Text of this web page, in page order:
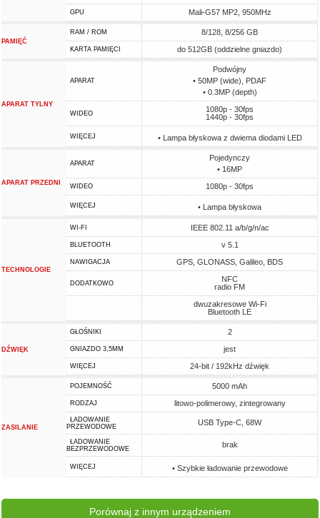
GPU Mali-G57 MP2, 950MHz
PAMIĘĆ
RAM / ROM 8/128, 8/256 GB
KARTA PAMIĘCI do 512GB (oddzielne gniazdo)
APARAT TYLNY
APARAT
Podwójny
• 50MP (wide), PDAF
• 0.3MP (depth)
WIDEO
1080p - 30fps
1440p - 30fps
WIĘCEJ • Lampa błyskowa z dwiema diodami LED
APARAT PRZEDNI
APARAT
Pojedynczy
• 16MP
WIDEO 1080p - 30fps
WIĘCEJ • Lampa błyskowa
TECHNOLOGIE
WI-FI IEEE 802.11 a/b/g/n/ac
BLUETOOTH v 5.1
NAWIGACJA GPS, GLONASS, Galileo, BDS
DODATKOWO
NFC
radio FM
dwuzakresowe Wi-Fi
Bluetooth LE
DŹWIĘK
GŁOŚNIKI 2
GNIAZDO 3,5MM jest
WIĘCEJ 24-bit / 192kHz dźwięk
ZASILANIE
POJEMNOŚĆ 5000 mAh
RODZAJ litowo-polimerowy, zintegrowany
ŁADOWANIE
PRZEWODOWE
USB Type-C, 68W
ŁADOWANIE
BEZPRZEWODOWE
brak
WIĘCEJ • Szybkie ładowanie przewodowe
Porównaj z innym urządzeniem